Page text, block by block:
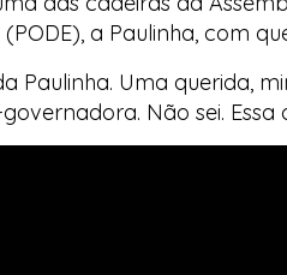
(PODE), a Paulinha, com
Paulinha. Uma querida,
Não sei.